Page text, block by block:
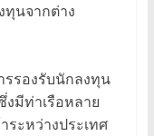
ทุนจากต่าง
รรองรับนักลงทุน
งมีท่าเรือหลาย
ะหว่างประเทศ